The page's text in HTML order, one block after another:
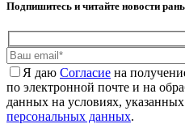
Подпишитесь и читайте новости
Я даю Cогласие на
по электронной почте и на
данных на условиях,
персональных данных.